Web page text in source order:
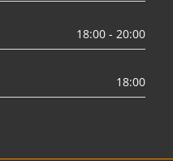
18:00 - 20:00
18:00